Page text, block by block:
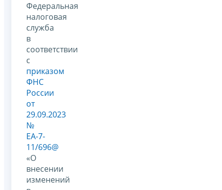
Федеральная
налоговая
служба
в
соответствии
с
приказом
ФНС
России
от
29.09.2023
№
ЕА-7-
11/696@
«О
внесении
изменений